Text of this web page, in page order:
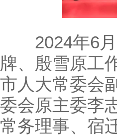
2024年6月1
牌、殷雪原工
市人大常委会
委会原主委李
常务理事、宿